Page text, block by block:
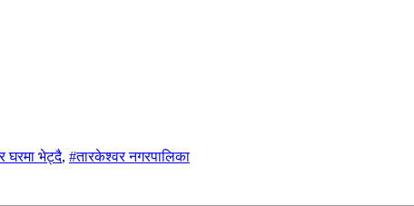
घरमा भेट्दै, #तारकेश्वर नगरपालिका